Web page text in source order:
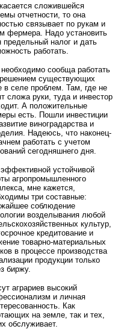
сложившейся
отчетности, то она
связывает по рукам и
фермера. Надо установить
предельный налог и дать
работать.
сообща работать
существующих
в селе проблем. Там, где не
сложа руки, туда и инвестор
А положительные
есть. Пошли инвестиции
виноградарства и
Надеюсь, что наконец-
работать с учетом
сегодняшнего дня.
устойчивой
агропромышленного
мне кажется,
три составные:
соблюдение
возделывания любой
культур,
кредитование и
товарно-материальных
в процессе производства
продукции только
биржу.
аграриев высокий
и личная
Как
на земле, так и тех,
обслуживает.